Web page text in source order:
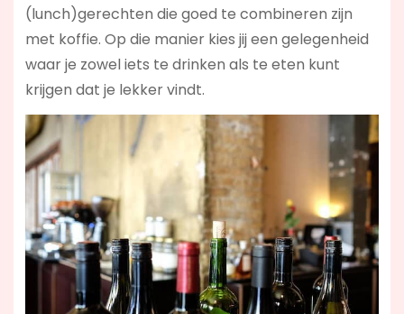
(lunch)gerechten die goed te combineren zijn
met koffie. Op die manier kies jij een gelegenheid
waar je zowel iets te drinken als te eten kunt
krijgen dat je lekker vindt.